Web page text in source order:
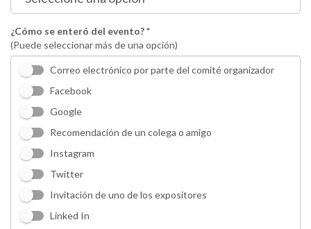
¿Cómo se enteró del evento? *
(Puede seleccionar más de una opción)
Correo electrónico por parte del comité organizador
Facebook
Google
Recomendación de un colega o amigo
Instagram
Twitter
Invitación de uno de los expositores
Linked In